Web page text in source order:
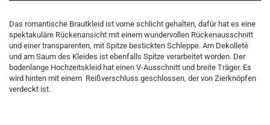
Das romantische Brautkleid ist vorne schlicht gehalten, dafür hat es eine
spektakuläre Rückenansicht mit einem wundervollen Rückenausschnitt
und einer transparenten, mit Spitze bestickten Schleppe. Am Dekolleté
und am Saum des Kleides ist ebenfalls Spitze verarbeitet worden. Der
bodenlange Hochzeitskleid hat einen V-Ausschnitt und breite Träger. Es
wird hinten mit einem Reißverschluss geschlossen, der von Zierknöpfen
verdeckt ist.